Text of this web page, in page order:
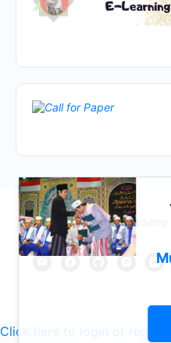
© 2026 - Asyafina Academy
Click here to login or register